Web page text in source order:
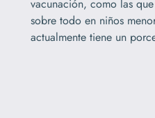
vacunación, como las
sobre todo en niños
actualmente tiene un